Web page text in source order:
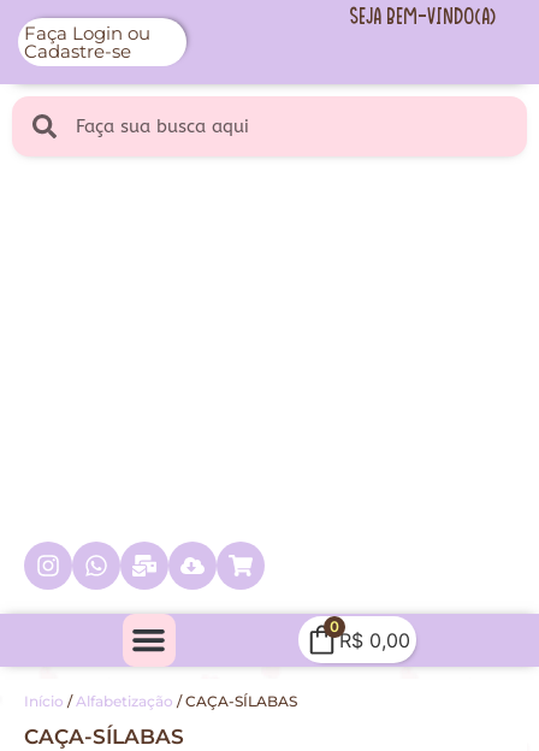
Faça Login ou
Cadastre-se
Seja Bem-vindo(a)
0
R$0,00
Início / Alfabetização / CAÇA-SÍLABAS
CAÇA-SÍLABAS